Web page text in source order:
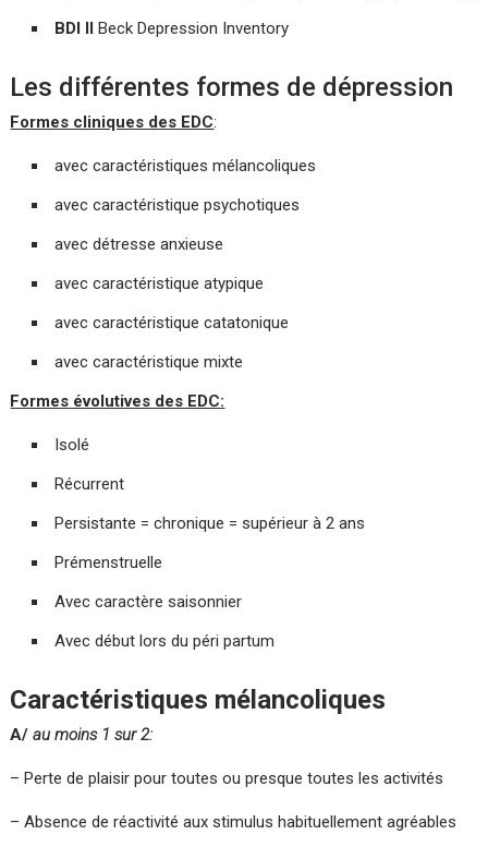
BDI IIBeck Depression Inventory
Les différentes formes de dépression
Formes cliniques des EDC:
avec caractéristiques mélancoliques
avec caractéristique psychotiques
avec détresse anxieuse
avec caractéristique atypique
avec caractéristique catatonique
avec caractéristique mixte
Formes évolutives des EDC:
Isolé
Récurrent
Persistante = chronique = supérieur à 2 ans
Prémenstruelle
Avec caractère saisonnier
Avec début lors du péri partum
Caractéristiques mélancoliques
A/au moins 1 sur 2:
– Perte de plaisir pour toutes ou presque toutes les activités
– Absence de réactivité aux stimulus habituellement agréables